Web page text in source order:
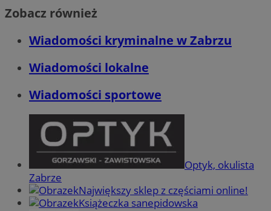
Zobacz również
Wiadomości kryminalne w Zabrzu
Wiadomości lokalne
Wiadomości sportowe
Optyk, okulista
Zabrze
Największy sklep z częściami online!
Książeczka sanepidowska